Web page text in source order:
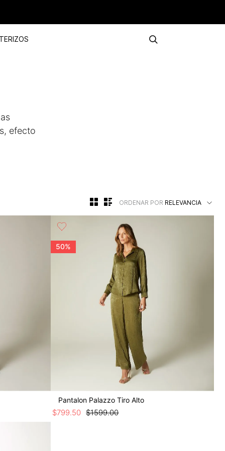
efecto
ORDENAR POR RELEVANCIA
50%
Pantalon Palazzo Tiro Alto
$1599.00
$799.50